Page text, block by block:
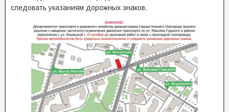
следовать указаниям дорожных знаков.